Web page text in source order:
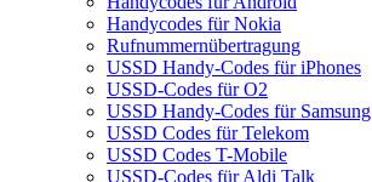
Handycodes für Nokia
Rufnummernübertragung
USSD Handy-Codes für iPhones
USSD-Codes für O2
USSD Handy-Codes für Samsung
USSD Codes für Telekom
USSD Codes T-Mobile
USSD-Codes für Aldi Talk